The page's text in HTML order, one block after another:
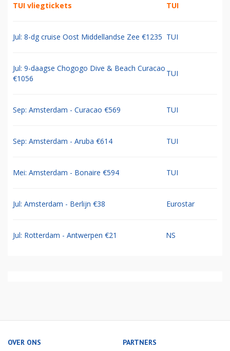
TUI vliegtickets TUI
Jul: 8-dg cruise Oost Middellandse Zee €1235 TUI
Jul: 9-daagse Chogogo Dive & Beach Curacao
€1056
TUI
Sep: Amsterdam - Curacao €569 TUI
Sep: Amsterdam - Aruba €614 TUI
Mei: Amsterdam - Bonaire €594 TUI
Jul: Amsterdam - Berlijn €38 Eurostar
Jul: Rotterdam - Antwerpen €21 NS
OVER ONS PARTNERS